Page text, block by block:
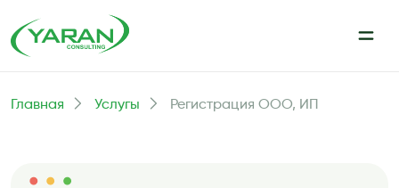
Главная Услугы Регистрация ООО, ИП